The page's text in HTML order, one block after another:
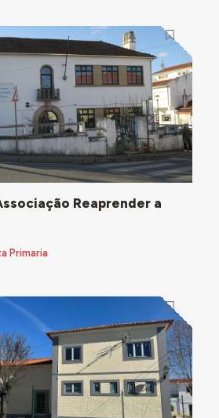
Reaprender a
Primaria